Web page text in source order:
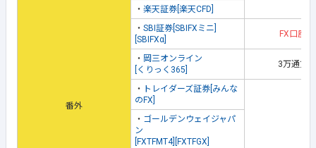
番外
・ 楽天証券[楽天CFD]
・ SBI証券[SBIFXミニ]
[SBIFXα]
FX口座
・ 岡三オンライン
[くりっく365]
3万通貨
・
トレイダーズ証券[みんな
のFX]
・ ゴールデンウェイジャパ
ン
[FXTFMT4][FXTFGX]